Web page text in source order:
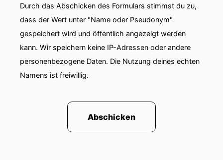
Durch das Abschicken des Formulars stimmst du zu,
dass der Wert unter "Name oder Pseudonym"
gespeichert wird und öffentlich angezeigt werden
kann. Wir speichern keine IP-Adressen oder andere
personenbezogene Daten. Die Nutzung deines echten
Namens ist freiwillig.
Abschicken